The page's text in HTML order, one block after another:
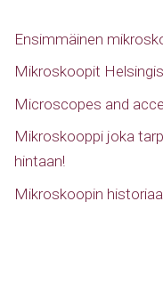
Ensimmäinen
Mikroskoopit
Microscopes and
Mikroskooppi joka
hintaan!
Mikroskoopin historiaa